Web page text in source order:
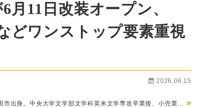
月11日改装オープン、
どワンストップ要素重視
2026.06.15
出身。中央大学文学部文学科英米文学専攻卒業後、小売業経 »